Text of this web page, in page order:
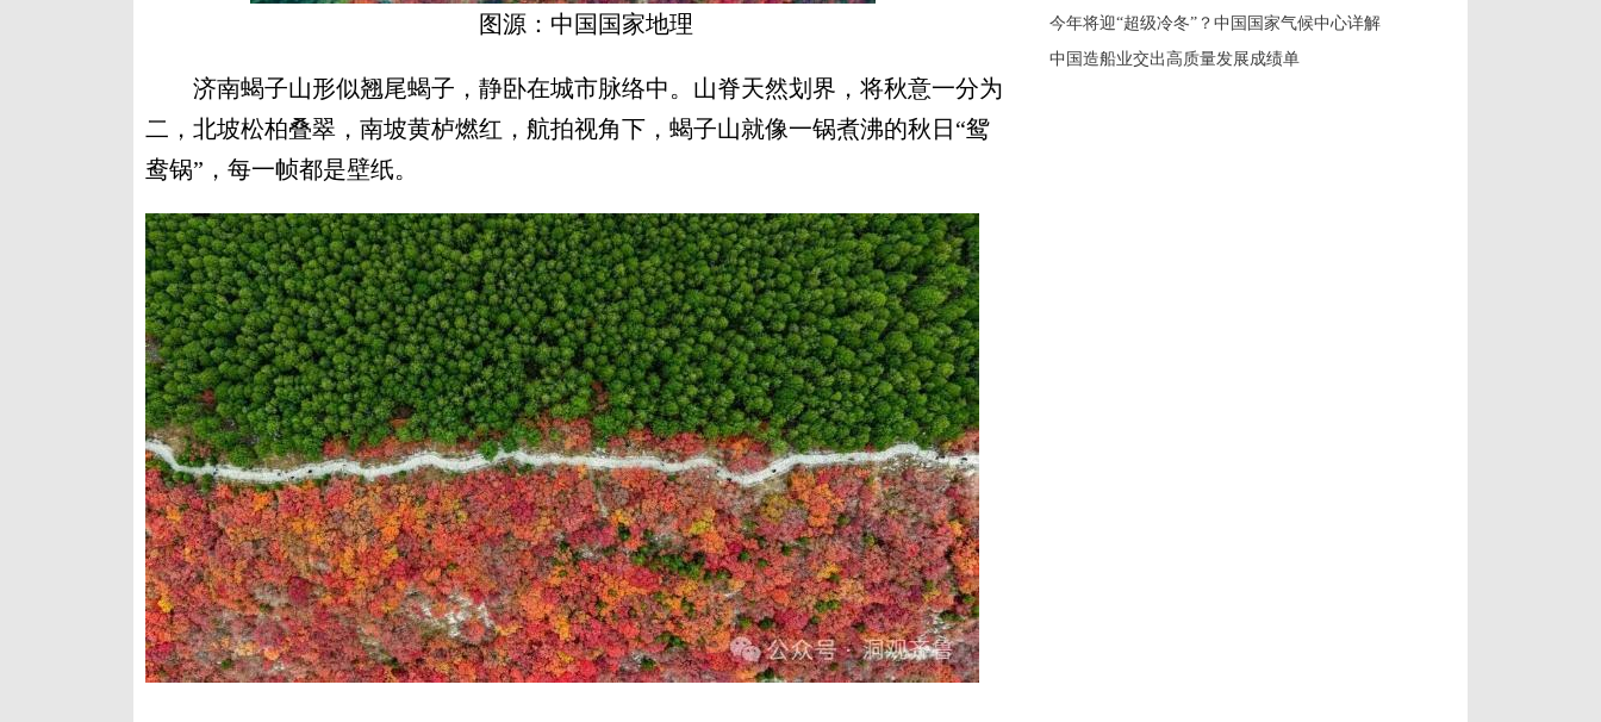
图源：中国国家地理
济南蝎子山形似翘尾蝎子，静卧在城市脉络中。山脊天然划界，将秋意一分为
二，北坡松柏叠翠，南坡黄栌燃红，航拍视角下，蝎子山就像一锅煮沸的秋日“鸳
鸯锅”，每一帧都是壁纸。
今年将迎“超级冷冬”？中国国家气候中心详解
中国造船业交出高质量发展成绩单